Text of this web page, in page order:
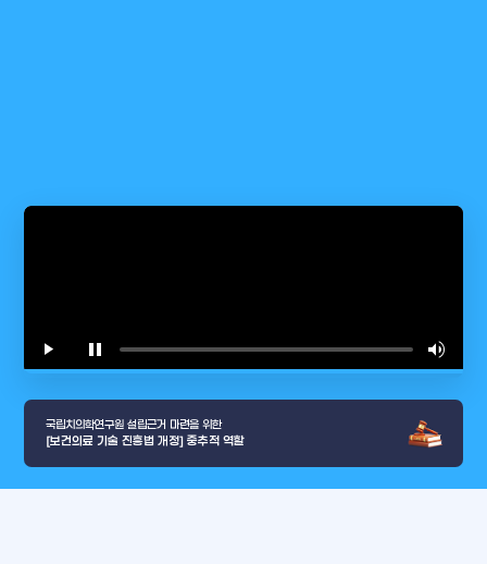
play_arrow pause volume_up
국립치의학연구원 설립근거 마련을 위한
[보건의료 기술 진흥법 개정] 중추적 역할